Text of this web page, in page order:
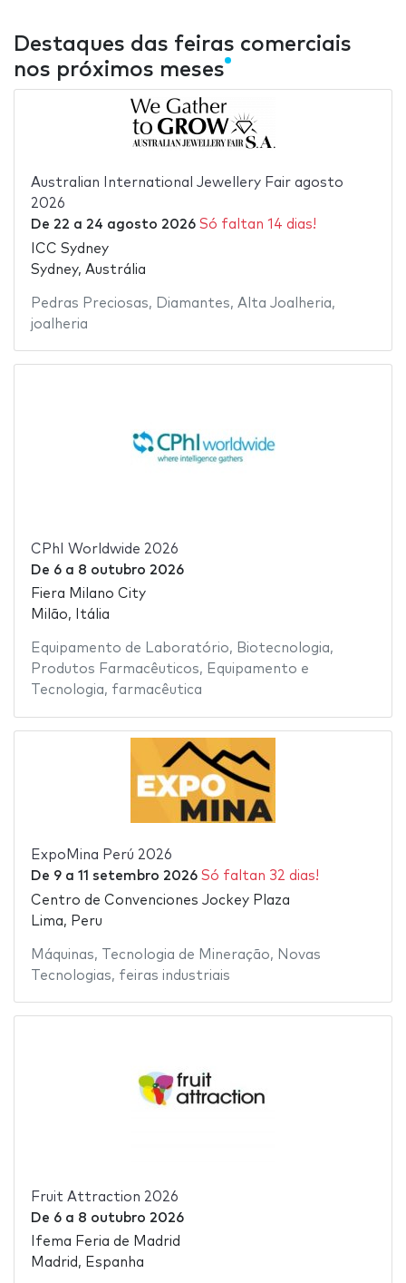
Destaques das feiras comerciais
nos próximos meses
Australian International Jewellery Fair agosto
2026
De 22 a 24 agosto 2026 Só faltan 14 dias!
ICC Sydney
Sydney, Austrália
Pedras Preciosas, Diamantes, Alta Joalheria,
joalheria
CPhI Worldwide 2026
De 6a 8 outubro 2026
Fiera Milano City
Milão, Itália
Equipamento de Laboratório, Biotecnologia,
Produtos Farmacêuticos, Equipamento e
Tecnologia, farmacêutica
ExpoMina Perú 2026
De 9a 11 setembro 2026 Só faltan 32 dias!
Centro de Convenciones Jockey Plaza
Lima, Peru
Máquinas, Tecnologia de Mineração, Novas
Tecnologias, feiras industriais
Fruit Attraction 2026
De 6a 8 outubro 2026
Ifema Feria de Madrid
Madrid, Espanha